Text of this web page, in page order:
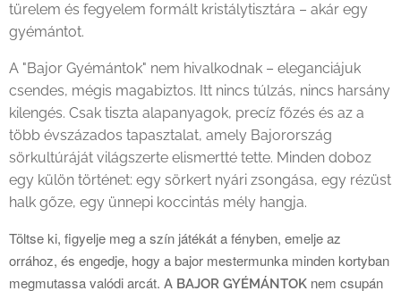
türelem és fegyelem formált kristálytisztára – akár egy
gyémántot.
A "Bajor Gyémántok" nem hivalkodnak – eleganciájuk
csendes, mégis magabiztos. Itt nincs túlzás, nincs harsány
kilengés. Csak tiszta alapanyagok, precíz főzés és az a
több évszázados tapasztalat, amely Bajorország
sörkultúráját világszerte elismertté tette. Minden doboz
egy külön történet: egy sörkert nyári zsongása, egy rézüst
halk gőze, egy ünnepi koccintás mély hangja.
Töltse ki, figyelje meg a szín játékát a fényben, emelje az
orrához, és engedje, hogy a bajor mestermunka minden kortyban
megmutassa valódi arcát. A BAJOR GYÉMÁNTOK nem csupán